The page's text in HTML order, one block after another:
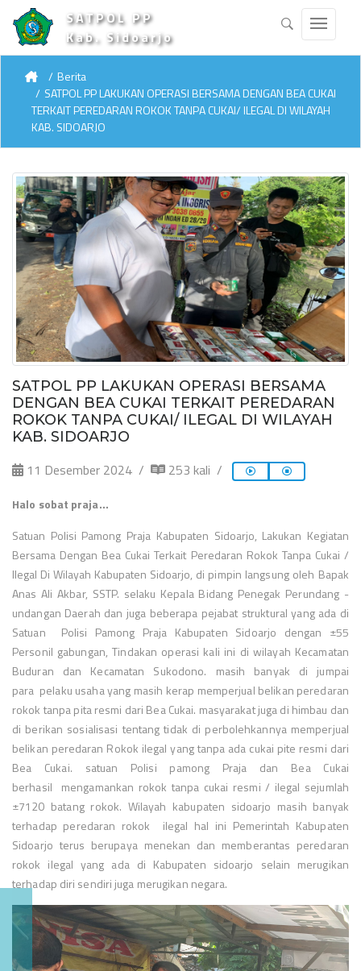
SATPOL PP
Kab. Sidoarjo
Berita
SATPOL PP LAKUKAN OPERASI BERSAMA DENGAN BEA CUKAI
TERKAIT PEREDARAN ROKOK TANPA CUKAI/ ILEGAL DI WILAYAH
KAB. SIDOARJO
SATPOL PP LAKUKAN OPERASI BERSAMA
DENGAN BEA CUKAI TERKAIT PEREDARAN
ROKOK TANPA CUKAI/ ILEGAL DI WILAYAH
KAB. SIDOARJO
11 Desember 2024 253 kali
Halo sobat praja...
Satuan Polisi Pamong Praja Kabupaten Sidoarjo, Lakukan Kegiatan
Bersama Dengan Bea Cukai Terkait Peredaran Rokok Tanpa Cukai /
Ilegal Di Wilayah Kabupaten Sidoarjo, di pimpin langsung oleh Bapak
Anas Ali Akbar, SSTP. selaku Kepala Bidang Penegak Perundang -
undangan Daerah dan juga beberapa pejabat struktural yang ada di
Satuan Polisi Pamong Praja Kabupaten Sidoarjo dengan ±55
Personil gabungan, Tindakan operasi kali ini di wilayah Kecamatan
Buduran dan Kecamatan Sukodono. masih banyak di jumpai
para pelaku usaha yang masih kerap memperjual belikan peredaran
rokok tanpa pita resmi dari Bea Cukai. masyarakat juga di himbau dan
di berikan sosialisasi tentangtidak di perbolehkannya memperjual
belikan peredaran Rokok ilegal yang tanpa ada cukai pite resmi dari
Bea Cukai. satuan Polisi pamong Praja dan Bea Cukai
berhasil mengamankan rokok tanpa cukai resmi / ilegal sejumlah
±7120 batang rokok. Wilayah kabupaten sidoarjo masih banyak
terhadap peredaran rokok
ilegal hal ini Pemerintah Kabupaten
Sidoarjo terus berupaya menekan dan memberantas peredaran
rokok ilegal yang ada di Kabupaten sidoarjo selain merugikan
terhadap diri sendiri juga merugikan negara.